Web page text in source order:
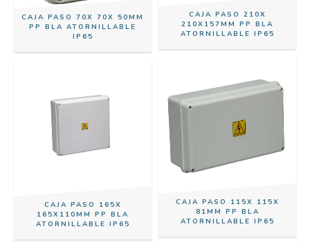
CAJA PASO 70X 70X 50MM
PP BLA ATORNILLABLE
IP65
CAJA PASO 210X
210X157MM PP BLA
ATORNILLABLE IP65
CAJA PASO 165X
165X110MM PP BLA
ATORNILLABLE IP65
CAJA PASO 115X 115X
81MM PP BLA
ATORNILLABLE IP65